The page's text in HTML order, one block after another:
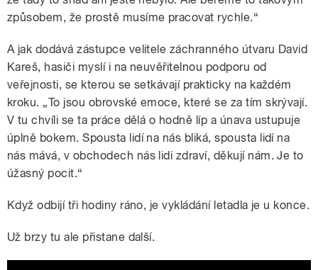
způsobem, že prostě musíme pracovat rychle.“
A jak dodává zástupce velitele záchranného útvaru David
Kareš, hasiči myslí i na neuvěřitelnou podporu od
veřejnosti, se kterou se setkávají prakticky na každém
kroku. „To jsou obrovské emoce, které se za tím skrývají.
V tu chvíli se ta práce dělá o hodně líp a únava ustupuje
úplně bokem. Spousta lidí na nás bliká, spousta lidí na
nás mává, v obchodech nás lidi zdraví, děkují nám. Je to
úžasný pocit.“
Když odbijí tři hodiny ráno, je vykládání letadla je u konce.
Už brzy tu ale přistane další.